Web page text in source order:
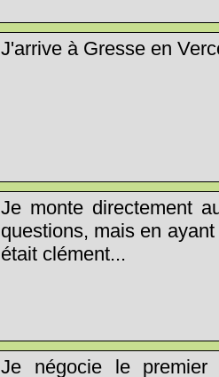
J'arrive à Gresse en
Je monte directement
questions, mais en
était clément...
Je négocie le